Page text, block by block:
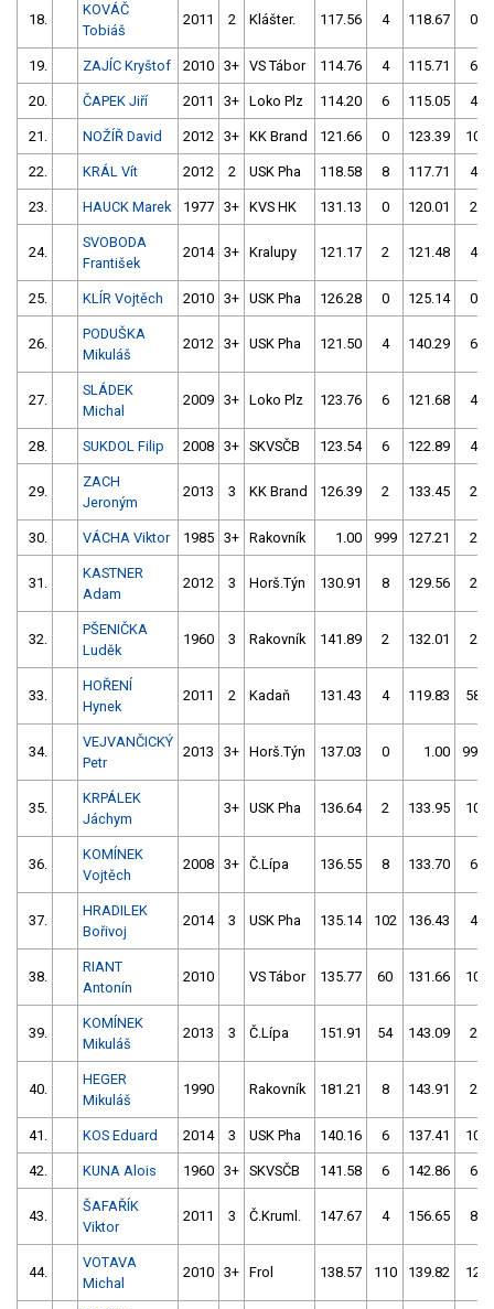
18.
KOVÁČ
Tobiáš
2011 2 Klášter. 117.56 4 118.67 0
19. ZAJÍC Kryštof 2010 3+ VS Tábor 114.76 4 115.71 6
20. ČAPEK Jiří 2011 3+ Loko Plz 114.20 6 115.05 4
21. NOŽÍŘ David 2012 3+ KK Brand 121.66 0 123.39 10
22. KRÁL Vít 2012 2 USK Pha 118.58 8 117.71 4
23. HAUCK Marek 1977 3+ KVS HK 131.13 0 120.01 2
24.
SVOBODA
František
2014 3+ Kralupy 121.17 2 121.48 4
25. KLÍR Vojtěch 2010 3+ USK Pha 126.28 0 125.14 0
26.
PODUŠKA
Mikuláš
2012 3+ USK Pha 121.50 4 140.29 6
27.
SLÁDEK
Michal
2009 3+ Loko Plz 123.76 6 121.68 4
28. SUKDOL Filip 2008 3+ SKVSČB 123.54 6 122.89 4
29.
ZACH
Jeroným
2013 3 KK Brand 126.39 2 133.45 2
30. VÁCHA Viktor 1985 3+ Rakovník 1.00 999 127.21 2
31.
KASTNER
Adam
2012 3 Horš.Týn 130.91 8 129.56 2
32.
PŠENIČKA
Luděk
1960 3 Rakovník 141.89 2 132.01 2
33.
HOŘENÍ
Hynek
2011 2 Kadaň 131.43 4 119.83 58
34.
VEJVANČICKÝ
Petr
2013 3+ Horš.Týn 137.03 0 1.00 999
35.
KRPÁLEK
Jáchym
3+ USK Pha 136.64 2 133.95 10
36.
KOMÍNEK
Vojtěch
2008 3+ Č.Lípa 136.55 8 133.70 6
37.
HRADILEK
Bořivoj
2014 3 USK Pha 135.14 102 136.43 4
38.
RIANT
Antonín
2010 VS Tábor 135.77 60 131.66 10
39.
KOMÍNEK
Mikuláš
2013 3 Č.Lípa 151.91 54 143.09 2
40.
HEGER
Mikuláš
1990 Rakovník 181.21 8 143.91 2
41. KOS Eduard 2014 3 USK Pha 140.16 6 137.41 10
42. KUNA Alois 1960 3+ SKVSČB 141.58 6 142.86 6
43.
ŠAFAŘÍK
Viktor
2011 3 Č.Kruml. 147.67 4 156.65 8
44.
VOTAVA
Michal
2010 3+ Frol 138.57 110 139.82 12